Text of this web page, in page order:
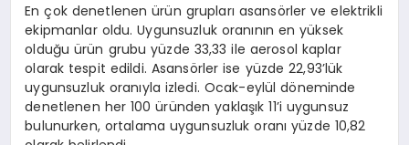
En çok denetlenen ürün grupları asansörler ve elektrikli
ekipmanlar oldu. Uygunsuzluk oranının en yüksek
olduğu ürün grubu yüzde 33,33 ile aerosol kaplar
olarak tespit edildi. Asansörler ise yüzde 22,93’lük
uygunsuzluk oranıyla izledi. Ocak-eylül döneminde
denetlenen her 100 üründen yaklaşık 11’i uygunsuz
bulunurken, ortalama uygunsuzluk oranı yüzde 10,82